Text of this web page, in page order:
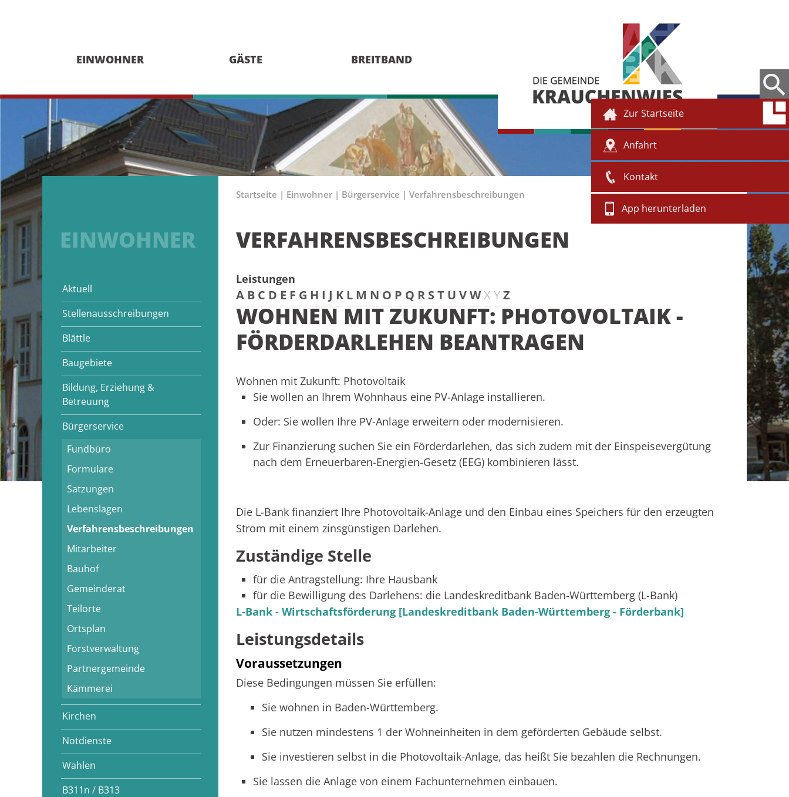
EINWOHNER GÄSTE BREITBAND
Zur Startseite
Anfahrt
Kontakt
App herunterladen
EINWOHNER
Aktuell
Stellenausschreibungen
Blättle
Baugebiete
Bildung, Erziehung &
Betreuung
Bürgerservice
Fundbüro
Formulare
Satzungen
Lebenslagen
Verfahrensbeschreibungen
Mitarbeiter
Bauhof
Gemeinderat
Teilorte
Ortsplan
Forstverwaltung
Partnergemeinde
Kämmerei
Kirchen
Notdienste
Wahlen
B311n / B313
Startseite | Einwohner | Bürgerservice | Verfahrensbeschreibungen
VERFAHRENSBESCHREIBUNGEN
Leistungen
A B C D E F G H I J K L M N O P Q R ST U VWX YZ
WOHNEN MIT ZUKUNFT: PHOTOVOLTAIK -
FÖRDERDARLEHEN BEANTRAGEN
Wohnen mit Zukunft: Photovoltaik
Sie wollen an Ihrem Wohnhaus eine PV-Anlage installieren.
Oder: Sie wollen Ihre PV-Anlage erweitern oder modernisieren.
Zur Finanzierung suchen Sie ein Förderdarlehen, das sich zudem mit der Einspeisevergütung
nach dem Erneuerbaren-Energien-Gesetz (EEG) kombinieren lässt.
Die L-Bank finanziert Ihre Photovoltaik-Anlage und den Einbau eines Speichers für den erzeugten
Strom mit einem zinsgünstigen Darlehen.
Zuständige Stelle
für die Antragstellung: Ihre Hausbank
für die Bewilligung des Darlehens: die Landeskreditbank Baden-Württemberg (L-Bank)
L-Bank - Wirtschaftsförderung [Landeskreditbank Baden-Württemberg - Förderbank]
Leistungsdetails
Voraussetzungen
Diese Bedingungen müssen Sie erfüllen:
Sie wohnen in Baden-Württemberg.
Sie nutzen mindestens 1 der Wohneinheiten in dem geförderten Gebäude selbst.
Sie investieren selbst in die Photovoltaik-Anlage, das heißt Sie bezahlen die Rechnungen.
Sie lassen die Anlage von einem Fachunternehmen einbauen.